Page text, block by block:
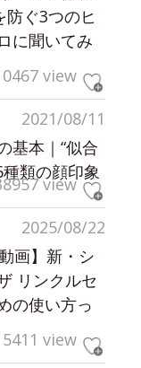
防ぐ3つのヒ
に聞いてみ
view
2021/08/11
基本｜“似合
類の顔印象
view
2025/08/22
画】新・シ
リンクルセ
の使い方っ
5411 view